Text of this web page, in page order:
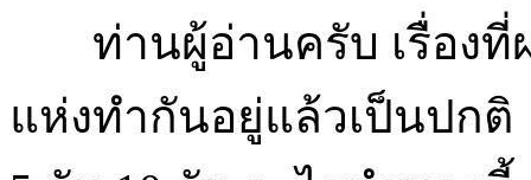
ท่านผู้อ่านครับ เรื่องที่
แห่งทำกันอยู่แล้วเป็นปก